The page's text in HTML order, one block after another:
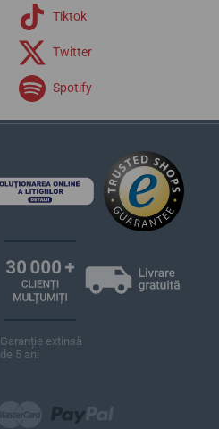
Tiktok
Twitter
Spotify
Garanție extinsă
de 5 ani